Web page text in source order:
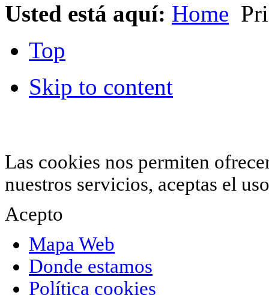
Usted está aquí: Home
Top
Skip to content
Las cookies nos permiten
nuestros servicios, aceptas el
Acepto
Mapa Web
Donde estamos
Política cookies